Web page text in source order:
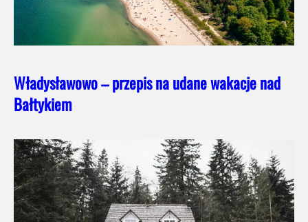
Władysławowo – przepis na udane wakacje nad
Bałtykiem